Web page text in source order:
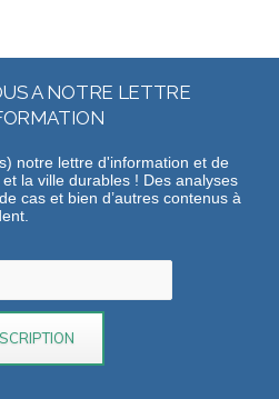
A NOTRE LETTRE
notre lettre d'information et de
la ville durables ! Des analyses
cas et bien d’autres contenus à